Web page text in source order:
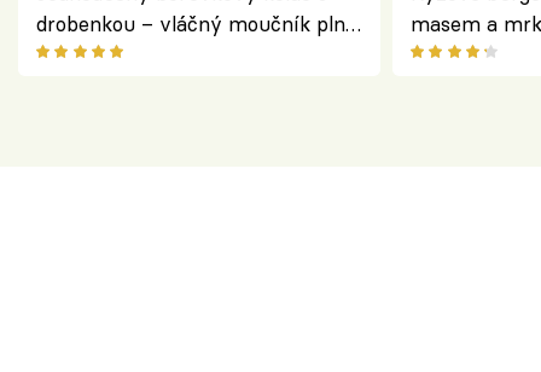
drobenkou – vláčný moučník plný
ovoce
masem a
salátem –